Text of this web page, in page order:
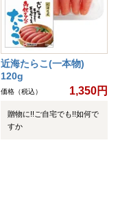
近海たらこ(一本物)
120g
価格（税込） 1,350円
贈物に!!ご自宅でも!!如何で
すか